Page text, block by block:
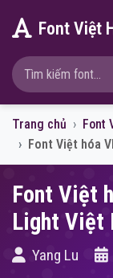
Font Việt
Trang chủ
Font
Font Việt hóa
Font Việt
Light Việt
Yang Lu